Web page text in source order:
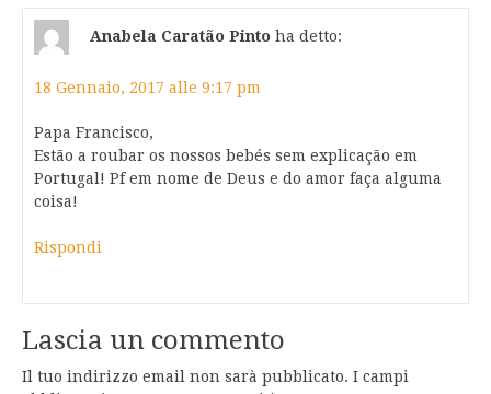
Anabela Caratão Pinto ha detto:
18 Gennaio, 2017 alle 9:17 pm
Papa Francisco,
Estão a roubar os nossos bebés sem explicação em
Portugal! Pf em nome de Deus e do amor faça alguma
coisa!
Rispondi
Lascia un commento
Il tuo indirizzo email non sarà pubblicato. I campi